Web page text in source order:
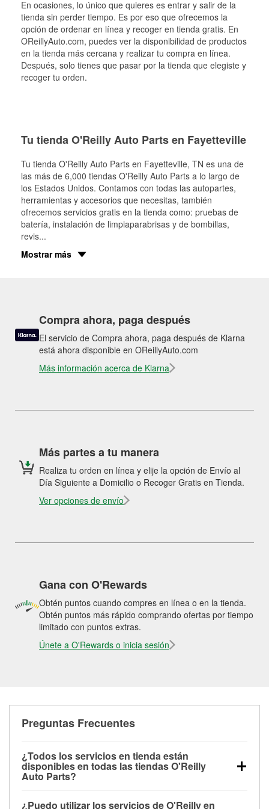
En ocasiones, lo único que quieres es entrar y salir de la
tienda sin perder tiempo. Es por eso que ofrecemos la
opción de ordenar en línea y recoger en tienda gratis. En
OReillyAuto.com, puedes ver la disponibilidad de productos
en la tienda más cercana y realizar tu compra en línea.
Después, solo tienes que pasar por la tienda que elegiste y
recoger tu orden.
Tu tienda O'Reilly Auto Parts en Fayetteville
Tu tienda O'Reilly Auto Parts en Fayetteville, TN es una de
las más de 6,000 tiendas O'Reilly Auto Parts a lo largo de
los Estados Unidos. Contamos con todas las autopartes,
herramientas y accesorios que necesitas, también
ofrecemos servicios gratis en la tienda como: pruebas de
batería, instalación de limpiaparabrisas y de bombillas,
revis...
Mostrar más
Compra ahora, paga después
El servicio de Compra ahora, paga después de Klarna
está ahora disponible en OReillyAuto.com
Más información acerca de Klarna
Más partes a tu manera
Realiza tu orden en línea y elije la opción de Envío al
Día Siguiente a Domicilio o Recoger Gratis en Tienda.
Ver opciones de envío
Gana con O'Rewards
Obtén puntos cuando compres en línea o en la tienda.
Obtén puntos más rápido comprando ofertas por tiempo
limitado con puntos extras.
Únete a O'Rewards o inicia sesión
Preguntas Frecuentes
¿Todos los servicios en tienda están
disponibles en todas las tiendas O'Reilly
Auto Parts?
¿Puedo utilizar los servicios de O'Reilly en